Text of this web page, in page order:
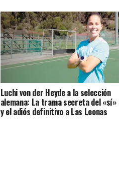
Luchi von der Heyde a la selección
alemana: La trama secreta del «sí»
y el adiós definitivo a Las Leonas